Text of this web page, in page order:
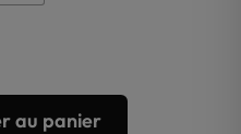
au panier